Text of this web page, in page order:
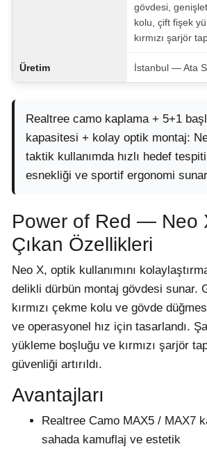
gövdesi,
kolu, çift fişek
kırmızı şarjör
Üretim İstanbul — Ata
Realtree camo kaplama + 5+1
kapasitesi + kolay optik montaj:
taktik kullanımda hızlı hedef
esnekliği ve sportif ergonomi
Power of Red — Neo
Çıkan Özellikleri
Neo X, optik kullanımını
delikli dürbün montaj gövdesi sunar.
kırmızı çekme kolu ve gövde
ve operasyonel hız için tasarlandı.
yükleme boşluğu ve kırmızı şarjör
güvenliği artırıldı.
Avantajları
Realtree Camo MAX5 / MAX7
sahada kamuflaj ve estetik